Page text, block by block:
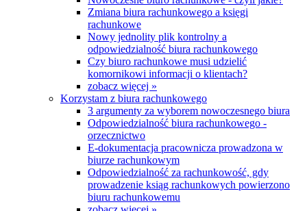
Zmiana biura rachunkowego a księgi
rachunkowe
Nowy jednolity plik kontrolny a
odpowiedzialność biura rachunkowego
Czy biuro rachunkowe musi udzielić
komornikowi informacji o klientach?
zobacz więcej »
Korzystam z biura rachunkowego
3 argumenty za wyborem nowoczesnego biura
Odpowiedzialność biura rachunkowego -
orzecznictwo
E-dokumentacja pracownicza prowadzona w
biurze rachunkowym
Odpowiedzialność za rachunkowość, gdy
prowadzenie ksiąg rachunkowych powierzono
biuru rachunkowemu